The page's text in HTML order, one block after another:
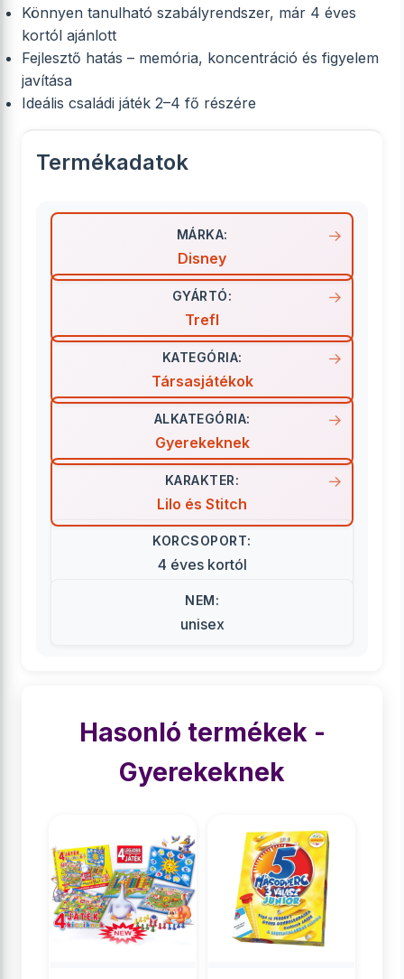
Könnyen tanulható szabályrendszer, már 4 éves
kortól ajánlott
Fejlesztő hatás – memória, koncentráció és figyelem
javítása
Ideális családi játék 2–4 fő részére
Termékadatok
MÁRKA:
Disney
GYÁRTÓ:
Trefl
KATEGÓRIA:
Társasjátékok
ALKATEGÓRIA:
Gyerekeknek
KARAKTER:
Lilo és Stitch
KORCSOPORT:
4 éves kortól
NEM:
unisex
Hasonló termékek -
Gyerekeknek